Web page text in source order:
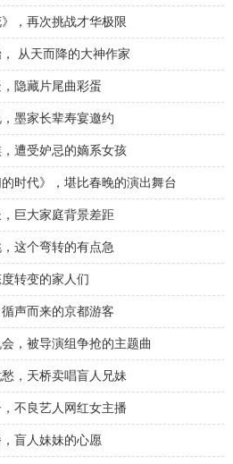
，再次挑战才华极限
从天而降的大神作家
隐藏片尾曲彩蛋
墨家长辈寿宴邀约
遭受妒忌的嫡系女孩
时代》，堪比春晚的演出舞台
巨大家庭背景差距
这个弯转的有点急
转变的家人们
声而来的京都游客
，被导演组争抢的主题曲
，天桥卖唱盲人兄妹
不良艺人网红女主播
盲人妹妹的心愿